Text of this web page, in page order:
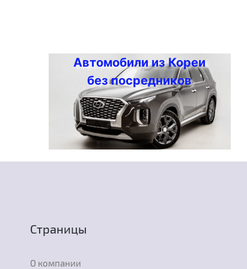
Автомобили из Кореи
без посредников
Страницы
О компании